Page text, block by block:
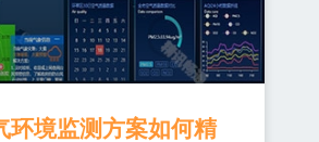
环境监测方案如何精